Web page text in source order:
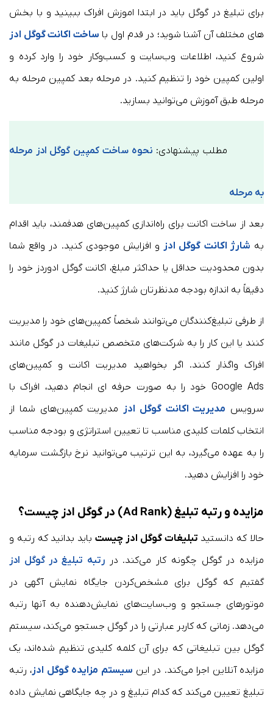
برای تبلیغ در گوگل باید در ابتدا اموزش افراک ببینید و با بخش
های مختلف آن آشنا شوید؛ در قدم اول با ساخت اکانت گوگل ادز
شروع کنید، اطلاعات وب‌سایت و کسب‌وکار خود را وارد کرده و
اولین کمپین خود را تنظیم کنید. در مرحله بعد کمپین مرحله به
مرحله طبق آموزش می‌توانید بسازید.
مطلب پیشنهادی: نحوه ساخت کمپین گوگل ادز مرحله
به مرحله
بعد از ساخت اکانت برای راه‌اندازی کمپین‌های هدفمند، باید اقدام
به شارژ اکانت گوگل ادز و افزایش موجودی کنید. در واقع شما
بدون محدودیت حداقل یا حداکثر مبلغ، اکانت گوگل ادوردز خود را
دقیقاً به اندازه بودجه‌ مدنظرتان شارژ کنید.
از طرفی تبلیغ‌کنندگان می‌توانند شخصاً کمپین‌های خود را مدیریت
کنند یا این کار را به شرکت‌های متخصص تبلیغات در گوگل مانند
افراک واگذار کنند. اگر بخواهید مدیریت اکانت و کمپین‌های
Google Ads خود را به صورت حرفه ای انجام دهید، افراک با
سرویس مدیریت اکانت گوگل ادز مدیریت کمپین‌های شما از
انتخاب کلمات کلیدی مناسب تا تعیین استراتژی و بودجه مناسب
را به عهده می‌گیرد، به این ترتیب می‌توانید نرخ بازگشت سرمایه
خود را افزایش دهید.
مزایده و رتبه تبلیغ (Ad Rank) در گوگل ادز چیست؟
حالا که دانستید تبلیغات گوگل ادز چیستباید بدانید که رتبه و
مزایده در گوگل چگونه کار می‌کند. دررتبه تبلیغ در گوگل ادز
گفتیم که گوگل برای مشخص‌کردن جایگاه نمایش آگهی در
موتورهای جستجو و وب‌سایت‌های نمایش‌دهنده به آنها رتبه
می‌دهد. زمانی که کاربر عبارتی را در گوگل جستجو می‌کند، سیستم
گوگل بین تبلیغاتی که برای آن کلمه کلیدی تنظیم شده‌اند، یک
مزایده آنلاین اجرا می‌کند. در این سیستم مزایده گوگل ادز، رتبه
تبلیغ تعیین می‌کند که کدام تبلیغ و در چه جایگاهی نمایش داده